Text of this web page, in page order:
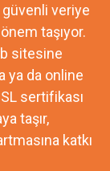
veriye
taşıyor.
sitesine
ya da online
sertifikası
taşır,
katkı